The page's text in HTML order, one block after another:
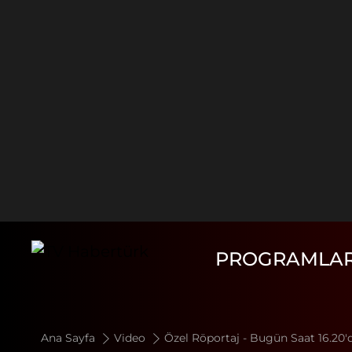
Ana Sayfa Video Özel Röportaj - Bugün Saat